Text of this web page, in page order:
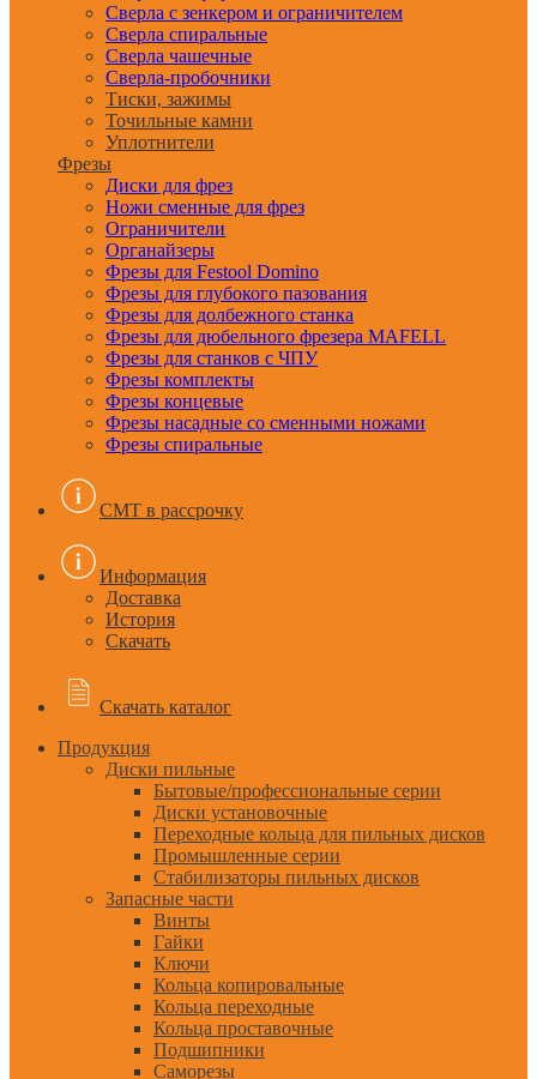
Сверла с зенкером и ограничителем
Сверла спиральные
Сверла чашечные
Сверла-пробочники
Тиски, зажимы
Точильные камни
Уплотнители
Фрезы
Диски для фрез
Ножи сменные для фрез
Ограничители
Органайзеры
Фрезы для Festool Domino
Фрезы для глубокого пазования
Фрезы для долбежного станка
Фрезы для дюбельного фрезера MAFELL
Фрезы для станков с ЧПУ
Фрезы комплекты
Фрезы концевые
Фрезы насадные со сменными ножами
Фрезы спиральные
CMT в рассрочку
Информация
Доставка
История
Скачать
Скачать каталог
Продукция
Диски пильные
Бытовые/профессиональные серии
Диски установочные
Переходные кольца для пильных дисков
Промышленные серии
Стабилизаторы пильных дисков
Запасные части
Винты
Гайки
Ключи
Кольца копировальные
Кольца переходные
Кольца проставочные
Подшипники
Саморезы